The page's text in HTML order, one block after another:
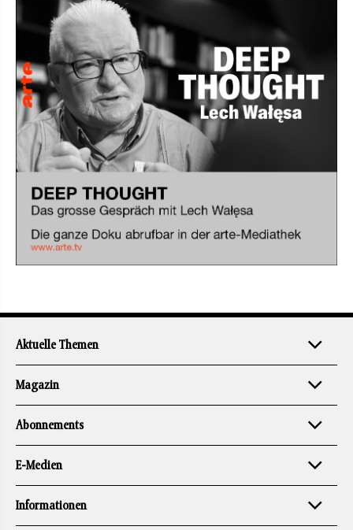
Aktuelle Themen
Magazin
Abonnements
E-Medien
Informationen